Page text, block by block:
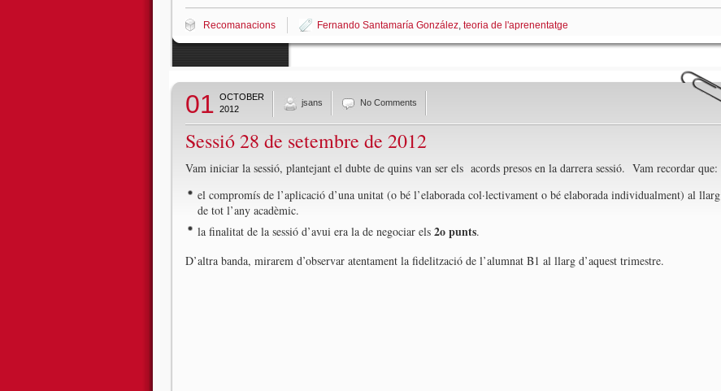
Recomanacions Fernando Santamaría González, teoria de l'aprenentatge
01 OCTOBER
2012
jsans No Comments
Sessió 28 de setembre de 2012
Vam iniciar la sessió, plantejant el dubte de quins van ser els acords presos en la darrera sessió. Vam recordar que:
el compromís de l’aplicació d’una unitat (o bé l’elaborada col·lectivament o bé elaborada individualment) al llarg
de tot l’any acadèmic.
la finalitat de la sessió d’avui era la de negociar els 2o punts.
D’altra banda, mirarem d’observar atentament la fidelització de l’alumnat B1 al llarg d’aquest trimestre.